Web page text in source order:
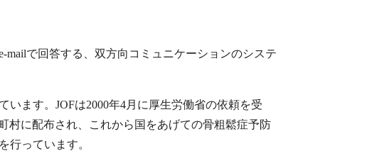
で回答する、双方向コミュニケーションのシステ
ます。JOFは2000年4月に厚生労働省の依頼を受
村に配布され、これから国をあげての骨粗鬆症予防
行っています。